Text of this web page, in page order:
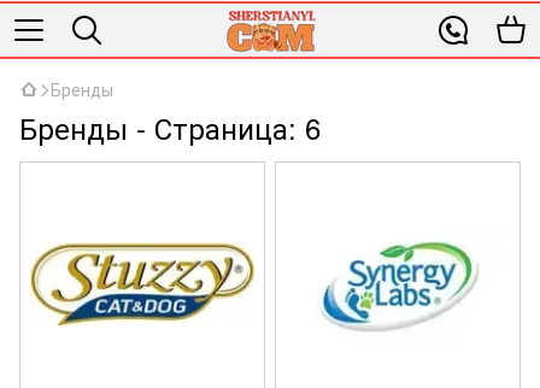
Бренды
Бренды - Страница: 6